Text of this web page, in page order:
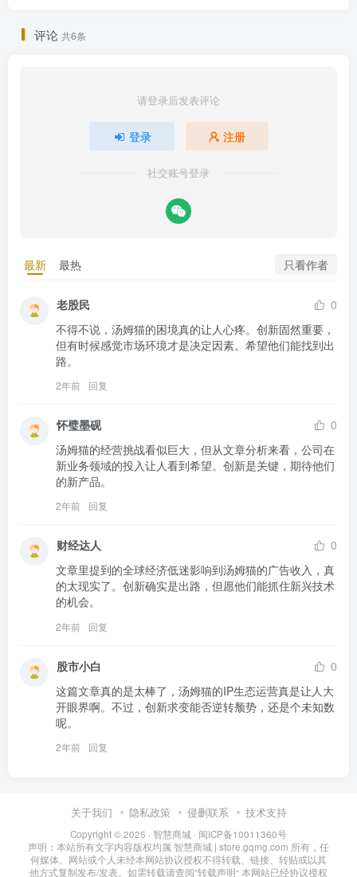
评论 共6条
请登录后发表评论
登录 注册
社交账号登录
最新 最热 只看作者
老股民
0
不得不说，汤姆猫的困境真的让人心疼。创新固然重要，
但有时候感觉市场环境才是决定因素。希望他们能找到出
路。
2年前 回复
怀璧墨砚
0
汤姆猫的经营挑战看似巨大，但从文章分析来看，公司在
新业务领域的投入让人看到希望。创新是关键，期待他们
的新产品。
2年前 回复
财经达人
0
文章里提到的全球经济低迷影响到汤姆猫的广告收入，真
的太现实了。创新确实是出路，但愿他们能抓住新兴技术
的机会。
2年前 回复
股市小白
0
这篇文章真的是太棒了，汤姆猫的IP生态运营真是让人大
开眼界啊。不过，创新求变能否逆转颓势，还是个未知数
呢。
2年前 回复
关于我们 隐私政策 侵删联系 技术支持
Copyright © 2025 · 智慧商城 · 闽ICP备10011360号
声明：本站所有文字内容版权均属 智慧商城 | store.gqmg.com 所有，任
何媒体、网站或个人未经本网站协议授权不得转载、链接、转贴或以其
他方式复制发布/发表。如需转载请查阅”转载声明“ 本网站已经协议授权